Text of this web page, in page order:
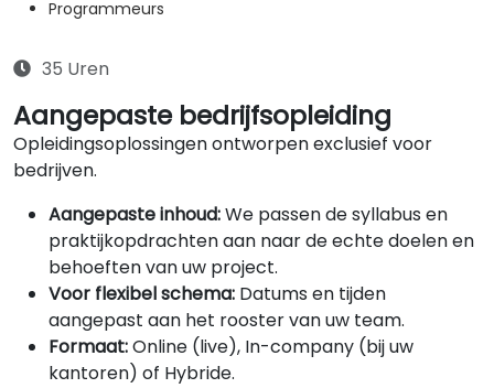
Programmeurs
35 Uren
Aangepaste bedrijfsopleiding
Opleidingsoplossingen ontworpen exclusief voor
bedrijven.
Aangepaste inhoud:We passen de syllabus en
praktijkopdrachten aan naar de echte doelen en
behoeften van uw project.
Voor flexibel schema: Datums en tijden
aangepast aan het rooster van uw team.
Formaat:Online (live), In-company (bij uw
kantoren) of Hybride.